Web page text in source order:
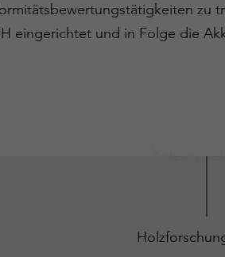
zu
eingerichtet und in Folge die